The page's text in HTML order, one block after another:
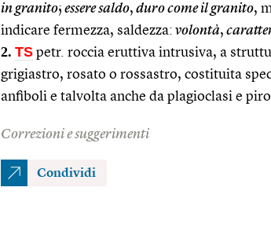
in granito; essere saldo, duro come il granito,
indicare fermezza, saldezza: volontà,
2. TS petr. roccia eruttiva intrusiva, a
grigiastro, rosato o rossastro, costituita
anfiboli e talvolta anche da plagioclasi e
Correzioni e suggerimenti
Condividi